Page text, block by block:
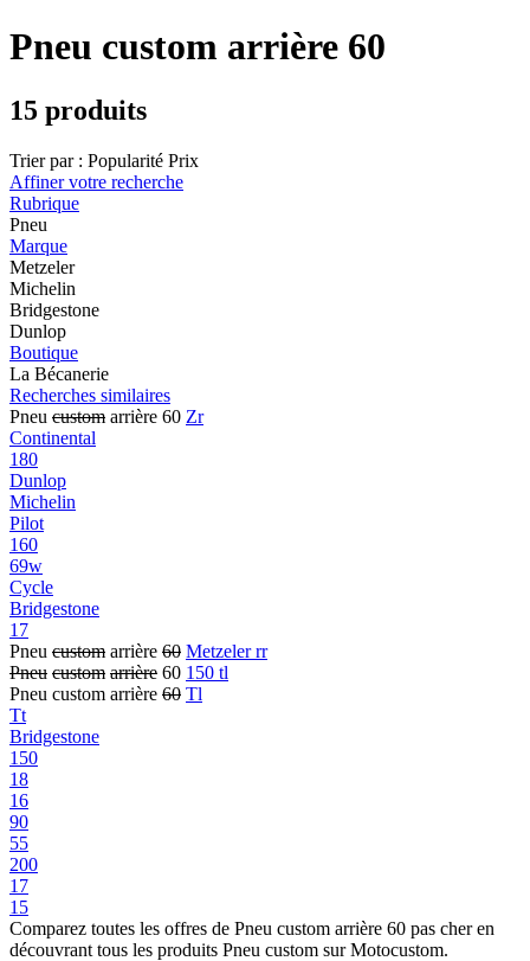
Pneu custom arrière 60
15 produits
Trier par : Popularité Prix
Affiner votre recherche
Rubrique
Pneu
Marque
Metzeler
Michelin
Bridgestone
Dunlop
Boutique
La Bécanerie
Recherches similaires
Pneu custom arrière 60 Zr
Continental
180
Dunlop
Michelin
Pilot
160
69w
Cycle
Bridgestone
17
Pneu custom arrière 60 Metzeler rr
Pneu custom arrière 60 150 tl
Pneu custom arrière 60 Tl
Tt
Bridgestone
150
18
16
90
55
200
17
15
Comparez toutes les offres de Pneu custom arrière 60 pas cher en
découvrant tous les produits Pneu custom sur Motocustom.